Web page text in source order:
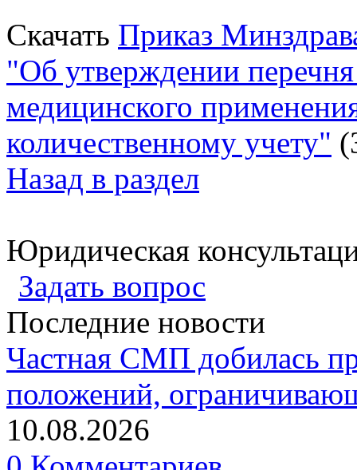
Скачать Приказ
"Об утверждении перечня
медицинского
количественному учету"
Назад в раздел
Юридическая
Задать вопрос
Последние новости
Частная СМП добилась
положений,
10.08.2026